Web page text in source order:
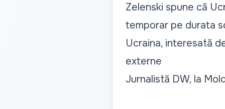
Zelenski spune că
temporar pe durata
Ucraina, interesată
externe
Jurnalistă DW, la